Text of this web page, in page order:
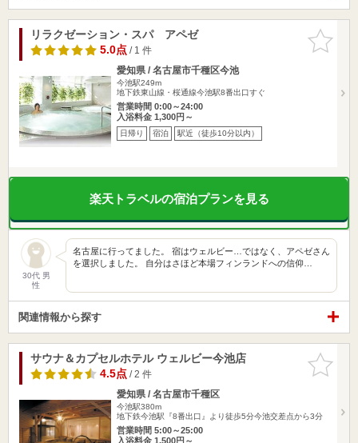
お気に入
りに追加
リラクゼーション・スパ アペゼ
5.0点/ 1 件
愛知県 / 名古屋市千種区今池
今池駅249m
地下鉄東山線・桜通線今池駅8番出口すぐ
営業時間 0:00～24:00
入浴料金 1,300円～
日帰り 宿泊 駅近（徒歩10分以内）
楽天トラベルの宿泊プランを見る
30代 男
性
名古屋に行ってました。 宿はウェルビー…ではなく、アペゼさん
を選択しました。 自分はさほど本場フィンランドへの信仰…
関連情報から探す
お気に入
りに追加
サウナ＆カプセルホテル ウェルビー今池店
4.5点/ 2 件
愛知県 / 名古屋市千種区
今池駅380m
地下鉄今池駅『8番出口』より徒歩5分今池交差点から3分
営業時間 5:00～25:00
入浴料金 1,500円～